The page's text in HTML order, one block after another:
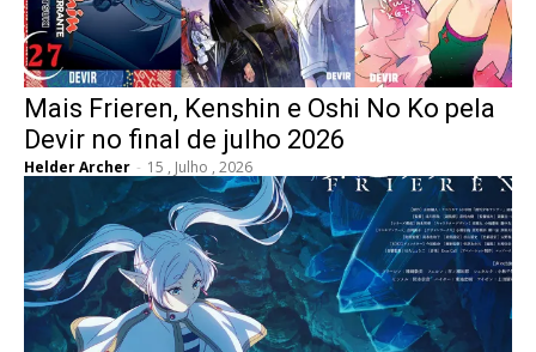
Mais Frieren, Kenshin e Oshi No Ko pela
Devir no final de julho 2026
Helder Archer - 15 , Julho , 2026